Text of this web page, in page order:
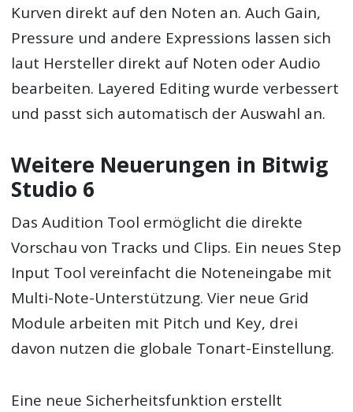
Kurven direkt auf den Noten an. Auch Gain,
Pressure und andere Expressions lassen sich
laut Hersteller direkt auf Noten oder Audio
bearbeiten. Layered Editing wurde verbessert
und passt sich automatisch der Auswahl an.
Weitere Neuerungen in Bitwig
Studio 6
Das Audition Tool ermöglicht die direkte
Vorschau von Tracks und Clips. Ein neues Step
Input Tool vereinfacht die Noteneingabe mit
Multi-Note-Unterstützung. Vier neue Grid
Module arbeiten mit Pitch und Key, drei
davon nutzen die globale Tonart-Einstellung.
Eine neue Sicherheitsfunktion erstellt